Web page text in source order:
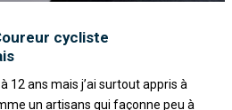
cycliste
12 ans mais j’ai surtout appris à
un artisans qui façonne peu à